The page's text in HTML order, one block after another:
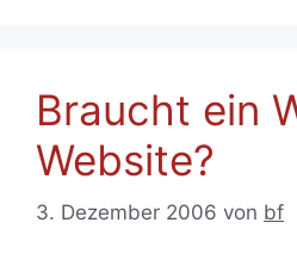
Braucht ein
Website?
3. Dezember 2006 von bf